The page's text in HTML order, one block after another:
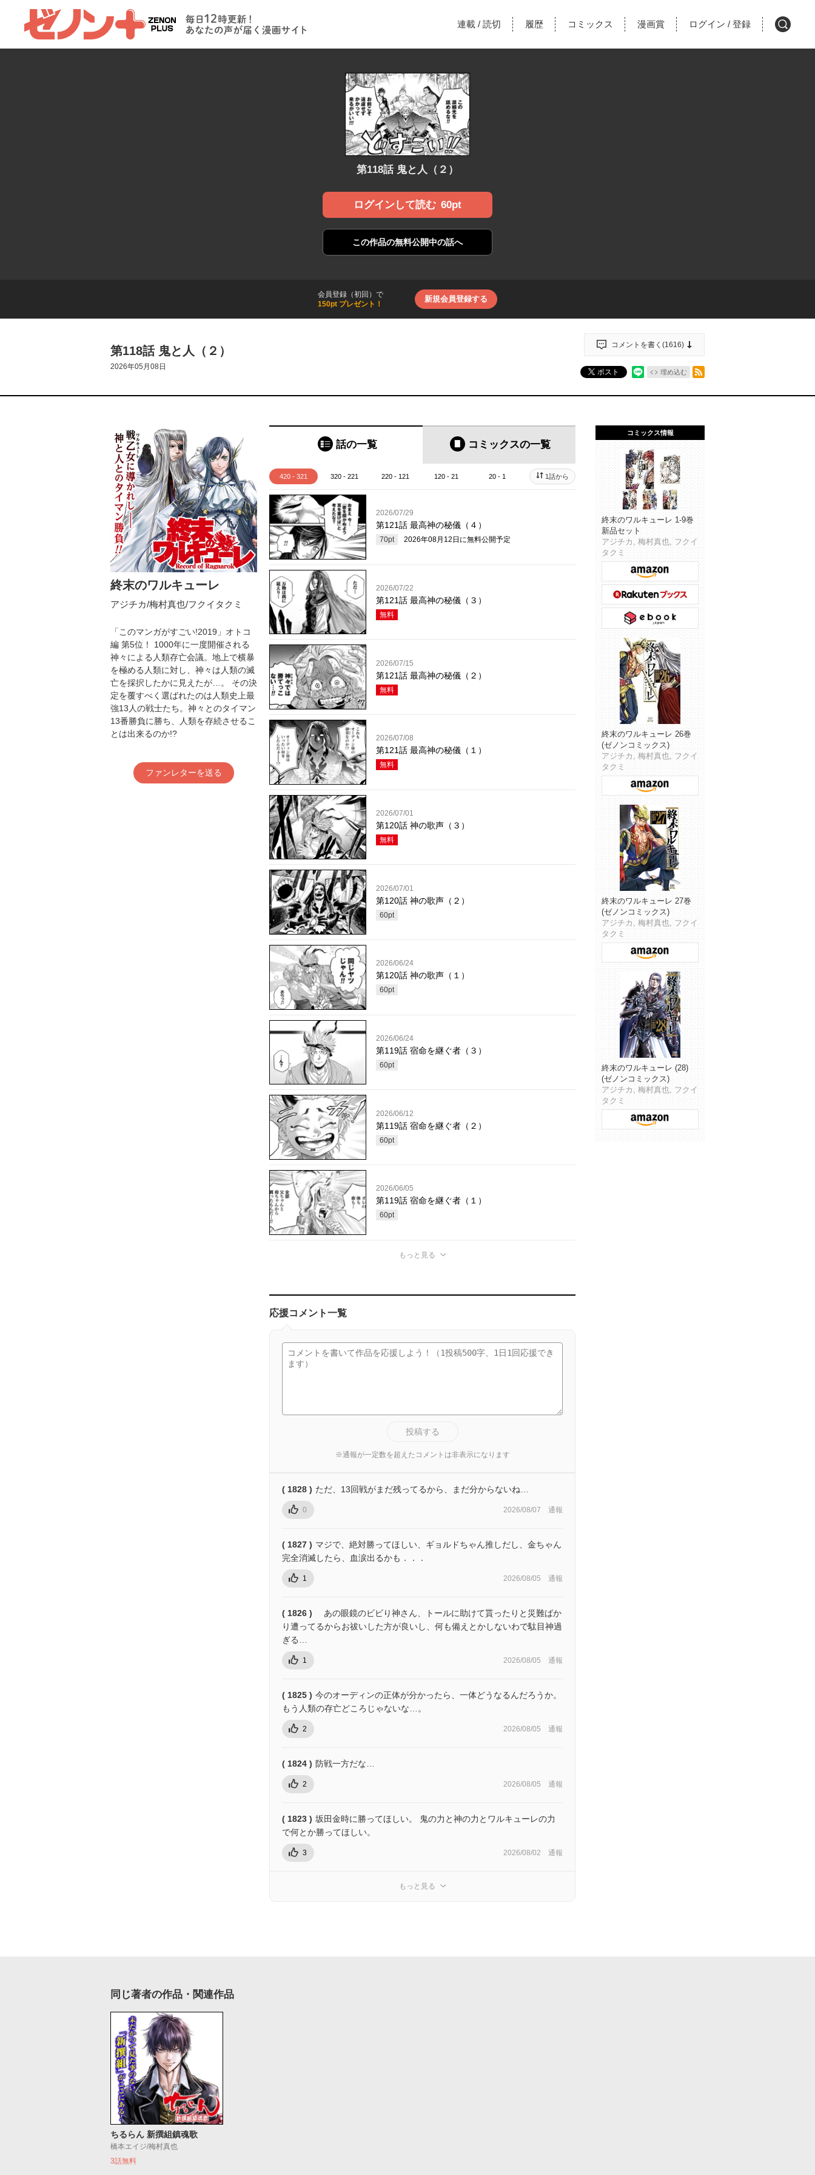
ゼノンプラス
毎日12時更新！あな
連載 / 読切 履歴 コミックス 漫画賞 ログイン / 登録 検
第118話 鬼と人（２）
ログインして読む 60pt
この作品の無料公開中の話へ
会員登録（初回）で
150pt プレゼント！
新規会員登録する
第118話 鬼と人（２）
2026年05月08日
コメントを書く(1616)
ポスト 埋め込む
終末のワルキューレ
アジチカ/梅村真也/フクイタクミ
「このマンガがすごい!2019」オトコ
編 第5位！ 1000年に一度開催される
神々による人類存亡会議。地上で横暴
を極める人類に対し、神々は人類の滅
亡を採択したかに見えたが…。 その決
定を覆すべく選ばれたのは人類史上最
強13人の戦士たち。神々とのタイマン
13番勝負に勝ち、人類を存続させるこ
とは出来るのか!?
ファンレターを送る
話の一覧 コミックスの一覧
420 - 321 320 - 221 220 - 121 120 - 21 20 - 1 1話から
2026/07/29
第121話 最高神の秘儀（４）
70pt 2026年08月12日 に無料公開予定
2026/07/22
第121話 最高神の秘儀（３）
無料
2026/07/15
第121話 最高神の秘儀（２）
無料
2026/07/08
第121話 最高神の秘儀（１）
無料
2026/07/01
第120話 神の歌声（３）
無料
2026/07/01
第120話 神の歌声（２）
60pt
2026/06/24
第120話 神の歌声（１）
60pt
2026/06/24
第119話 宿命を継ぐ者（３）
60pt
2026/06/12
第119話 宿命を継ぐ者（２）
60pt
2026/06/05
第119話 宿命を継ぐ者（１）
60pt
もっと見る
応援コメント一覧
投稿する
※通報が一定数を超えたコメントは非表示になります
( 1828 ) ただ、13回戦がまだ残ってるから、まだ分からないね…
0 2026/08/07 通報
( 1827 ) マジで、絶対勝ってほしい、ギョルドちゃん推しだし、金ちゃん
完全消滅したら、血涙出るかも．．．
1 2026/08/05 通報
( 1826 )
あの眼鏡のビビり神さん、トールに助けて貰ったりと災難ばか
り遭ってるからお祓いした方が良いし、何も備えとかしないわで駄目神過
ぎる…
1 2026/08/05 通報
( 1825 ) 今のオーディンの正体が分かったら、一体どうなるんだろうか。
もう人類の存亡どころじゃないな…。
2 2026/08/05 通報
( 1824 ) 防戦一方だな…
2 2026/08/05 通報
( 1823 ) 坂田金時に勝ってほしい。 鬼の力と神の力とワルキューレの力
で何とか勝ってほしい。
3 2026/08/02 通報
もっと見る
コミックス情報
終末のワルキューレ 1-9巻
新品セット
アジチカ, 梅村真也, フクイ
タクミ
終末のワルキューレ 26巻
(ゼノンコミックス)
アジチカ, 梅村真也, フクイ
タクミ
終末のワルキューレ 27巻
(ゼノンコミックス)
アジチカ, 梅村真也, フクイ
タクミ
終末のワルキューレ (28)
(ゼノンコミックス)
アジチカ, 梅村真也, フクイ
タクミ
同じ著者の作品・関連作品
ちるらん 新撰組鎮魂歌
橋本エイジ/梅村真也
3話無料